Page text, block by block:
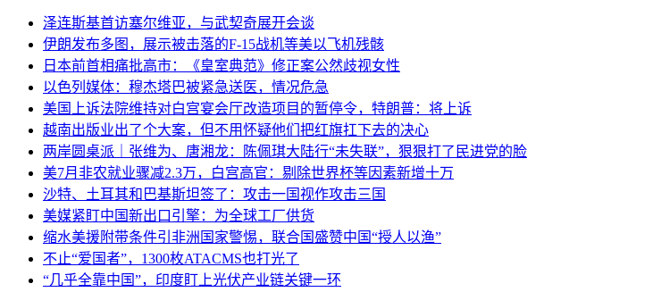
泽连斯基首访塞尔维亚，与武契奇展开会谈
伊朗发布多图，展示被击落的F-15战机等美以飞机残骸
日本前首相痛批高市：《皇室典范》修正案公然歧视女性
以色列媒体：穆杰塔巴被紧急送医，情况危急
美国上诉法院维持对白宫宴会厅改造项目的暂停令，特朗普：将上诉
越南出版业出了个大案，但不用怀疑他们把红旗扛下去的决心
两岸圆桌派｜张维为、唐湘龙：陈佩琪大陆行“未失联”，狠狠打了民进党的脸
美7月非农就业骤减2.3万，白宫高官：剔除世界杯等因素新增十万
沙特、土耳其和巴基斯坦签了：攻击一国视作攻击三国
美媒紧盯中国新出口引擎：为全球工厂供货
缩水美援附带条件引非洲国家警惕，联合国盛赞中国“授人以渔”
不止“爱国者”，1300枚ATACMS也打光了
“几乎全靠中国”，印度盯上光伏产业链关键一环